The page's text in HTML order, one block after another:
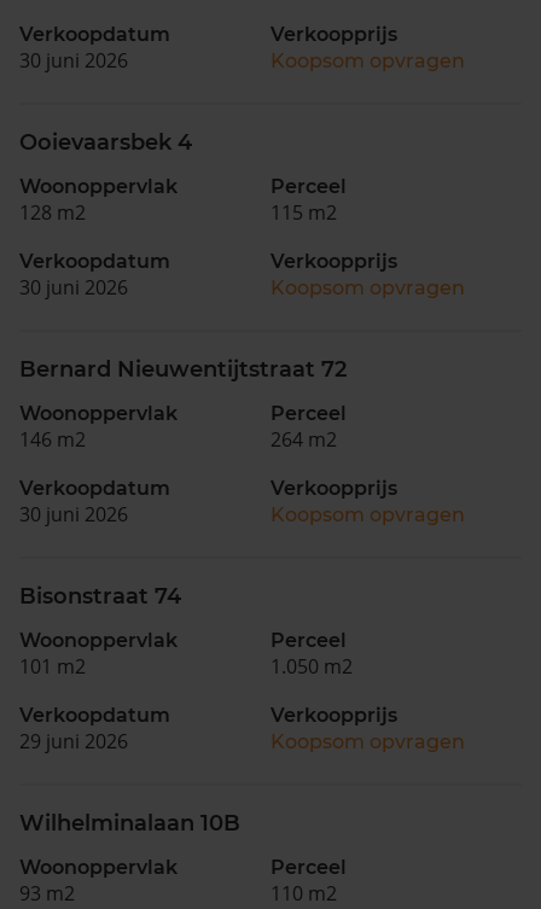
Verkoopdatum
30 juni 2026
Verkoopprijs
Koopsom opvragen
Ooievaarsbek 4
Woonoppervlak
128 m2
Perceel
115 m2
Verkoopdatum
30 juni 2026
Verkoopprijs
Koopsom opvragen
Bernard Nieuwentijtstraat 72
Woonoppervlak
146 m2
Perceel
264 m2
Verkoopdatum
30 juni 2026
Verkoopprijs
Koopsom opvragen
Bisonstraat 74
Woonoppervlak
101 m2
Perceel
1.050 m2
Verkoopdatum
29 juni 2026
Verkoopprijs
Koopsom opvragen
Wilhelminalaan 10B
Woonoppervlak
93 m2
Perceel
110 m2